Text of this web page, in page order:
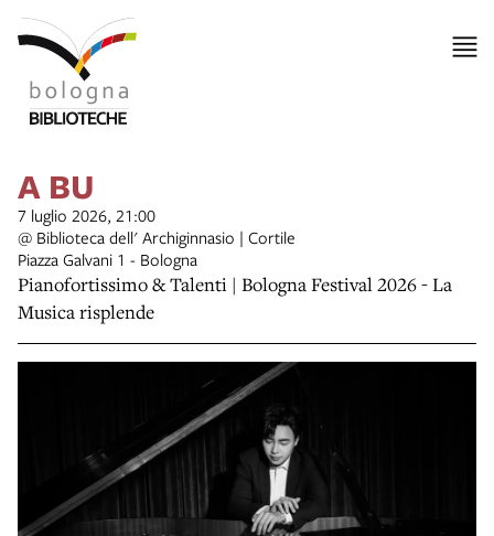
A BU
7 luglio 2026, 21:00
@ Biblioteca dell' Archiginnasio | Cortile
Piazza Galvani 1 - Bologna
Pianofortissimo & Talenti | Bologna Festival 2026 - La
Musica risplende